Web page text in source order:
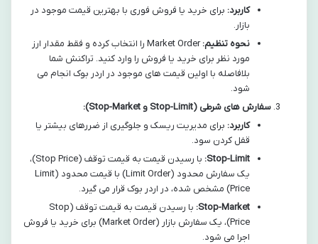
کاربرد: برای خرید یا فروش فوری با بهترین قیمت موجود در
بازار.
نحوه تنظیم:
Market Order را انتخاب کرده و فقط مقدار ارز
مورد نظر برای خرید یا فروش را وارد کنید. تراکنش شما
بلافاصله با اولین قیمت های موجود در اردر بوک انجام می
شود.
سفارش های شرطی (Stop-Limit و Stop-Market):
کاربرد: برای مدیریت ریسک و جلوگیری از ضررهای بیشتر یا
قفل کردن سود.
Stop-Limit:
با رسیدن قیمت به قیمت توقف (Stop Price)،
یک سفارش محدود (Limit Order) با قیمت محدود (Limit
Price) مشخص شده، در اردر بوک قرار می گیرد.
Stop-Market:
با رسیدن قیمت به قیمت توقف (Stop
Price)، یک سفارش بازار (Market Order) برای خرید یا فروش
اجرا می شود.